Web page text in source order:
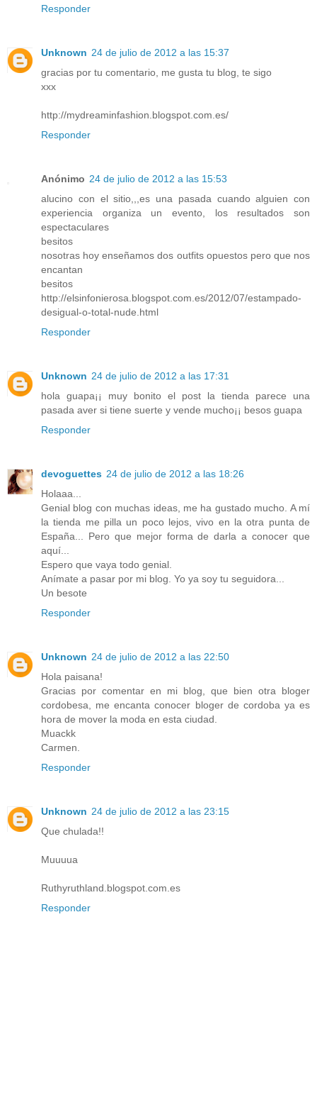
Responder
Unknown 24 de julio de 2012 a las 15:37
gracias por tu comentario, me gusta tu blog, te sigo
xxx
http://mydreaminfashion.blogspot.com.es/
Responder
Anónimo 24 de julio de 2012 a las 15:53
alucino con el sitio,,,es una pasada cuando alguien con
experiencia organiza un evento, los resultados son
espectaculares
besitos
nosotras hoy enseñamos dos outfits opuestos pero que nos
encantan
besitos
http://elsinfonierosa.blogspot.com.es/2012/07/estampado-
desigual-o-total-nude.html
Responder
Unknown 24 de julio de 2012 a las 17:31
hola guapa¡¡ muy bonito el post la tienda parece una
pasada aver si tiene suerte y vende mucho¡¡ besos guapa
Responder
devoguettes 24 de julio de 2012 a las 18:26
Holaaa...
Genial blog con muchas ideas, me ha gustado mucho. A mí
la tienda me pilla un poco lejos, vivo en la otra punta de
España... Pero que mejor forma de darla a conocer que
aquí...
Espero que vaya todo genial.
Anímate a pasar por mi blog. Yo ya soy tu seguidora...
Un besote
Responder
Unknown 24 de julio de 2012 a las 22:50
Hola paisana!
Gracias por comentar en mi blog, que bien otra bloger
cordobesa, me encanta conocer bloger de cordoba ya es
hora de mover la moda en esta ciudad.
Muackk
Carmen.
Responder
Unknown 24 de julio de 2012 a las 23:15
Que chulada!!
Muuuua
Ruthyruthland.blogspot.com.es
Responder